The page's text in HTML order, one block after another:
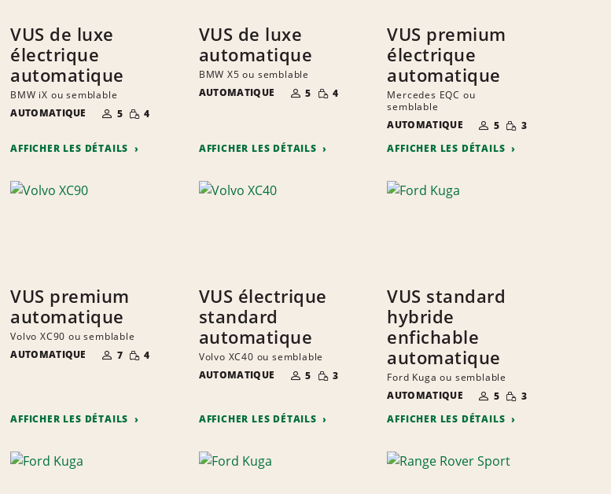
VUS de luxe
électrique
automatique
BMW iX ou semblable
AUTOMATIQUE
NOMBRE DE
PERSONNES
5 QUANTITÉ
RÉDUITE
4
AFFICHER LES DÉTAILS
VUS de luxe
automatique
BMW X5 ou semblable
AUTOMATIQUE
NOMBRE DE
PERSONNES
5 QUANTITÉ
RÉDUITE
4
AFFICHER LES DÉTAILS
VUS premium
électrique
automatique
Mercedes EQC ou
semblable
AUTOMATIQUE
NOMBRE DE
PERSONNES
5 QUANTITÉ
RÉDUITE
3
AFFICHER LES DÉTAILS
VUS premium
automatique
Volvo XC90 ou semblable
AUTOMATIQUE
NOMBRE DE
PERSONNES
7 QUANTITÉ
RÉDUITE
4
AFFICHER LES DÉTAILS
VUS électrique
standard
automatique
Volvo XC40 ou semblable
AUTOMATIQUE
NOMBRE DE
PERSONNES
5 QUANTITÉ
RÉDUITE
3
AFFICHER LES DÉTAILS
VUS standard
hybride
enfichable
automatique
Ford Kuga ou semblable
AUTOMATIQUE
NOMBRE DE
PERSONNES
5 QUANTITÉ
RÉDUITE
3
AFFICHER LES DÉTAILS